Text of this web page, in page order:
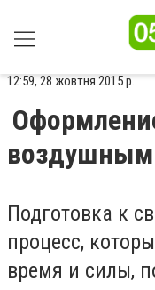
12:59, 28 жовтня 2015 р.
Подготовка к
процесс,
время и силы,